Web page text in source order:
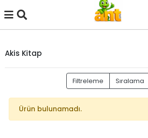
Akis Kitap
Filtreleme Sıralama
Ürün bulunamadı.